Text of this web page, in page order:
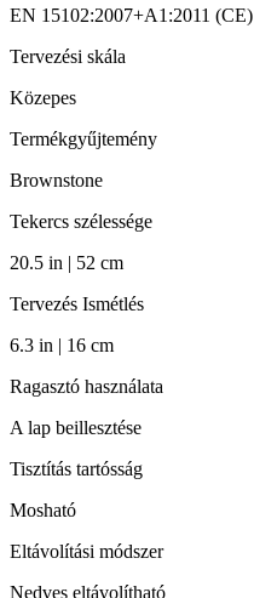
EN 15102:2007+A1:2011 (CE)
Tervezési skála
Közepes
Termékgyűjtemény
Brownstone
Tekercs szélessége
20.5 in | 52 cm
Tervezés Ismétlés
6.3 in | 16 cm
Ragasztó használata
A lap beillesztése
Tisztítás tartósság
Mosható
Eltávolítási módszer
Nedves eltávolítható